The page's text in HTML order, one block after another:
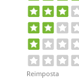
Reimposta